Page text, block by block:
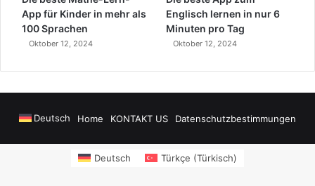
App für Kinder in mehr als
100 Sprachen
Oktober 12, 2024
Englisch lernen in nur 6
Minuten pro Tag
Oktober 12, 2024
Deutsch Home KONTAKT US Datenschutzbestimmungen
Deutsch Türkçe (Türkisch)